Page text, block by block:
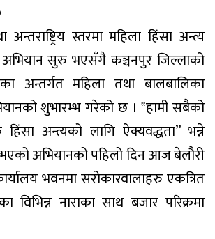
अन्तराष्ट्रिय स्तरमा महिला हिंसा अन्त्य
सुरु भएसँगै कञ्चनपुर जिल्लाको
अन्तर्गत महिला तथा बालबालिका
शुभारम्भ गरेको छ । ‟हामी सबैको
हिंसा अन्त्यको लागि ऐक्यवद्धता” भन्ने
अभियानको पहिलो दिन आज बेलौरी
भवनमा सरोकारवालाहरु एकत्रित
विभिन्न नाराका साथ बजार परिक्रमा